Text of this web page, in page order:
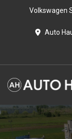
Volkswagen
Auto